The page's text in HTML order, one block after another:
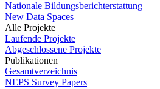
Nationale Bildungsberichterstattung
New Data Spaces
Alle Projekte
Laufende Projekte
Abgeschlossene Projekte
Publikationen
Gesamtverzeichnis
NEPS Survey Papers